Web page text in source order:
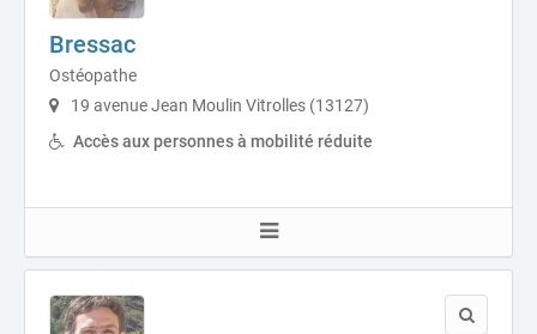
Bressac
Ostéopathe
19 avenue Jean Moulin Vitrolles (13127)
Accès aux personnes à mobilité réduite